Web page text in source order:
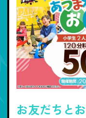
お友だちと